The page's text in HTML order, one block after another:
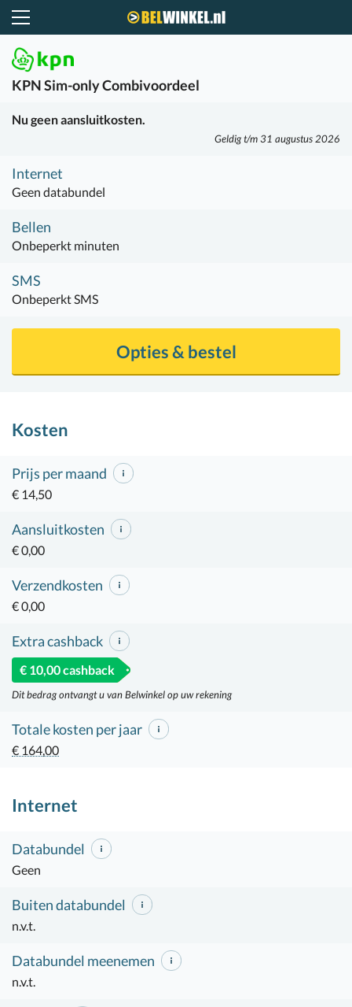
KPNSim-only Combivoordeel
Nu geen aansluitkosten.
Geldig t/m 31 augustus 2026
Internet
Geen databundel
Bellen
Onbeperkt minuten
SMS
Onbeperkt SMS
Opties & bestel
Kosten
Prijs per maand
€ 14,50
Aansluitkosten
€ 0,00
Verzendkosten
€ 0,00
Extra cashback
€ 10,00 cashback
Dit bedrag ontvangt u van Belwinkel op uw rekening
Totale kosten per jaar
€ 164,00
Internet
Databundel
Geen
Buiten databundel
n.v.t.
Databundel meenemen
n.v.t.